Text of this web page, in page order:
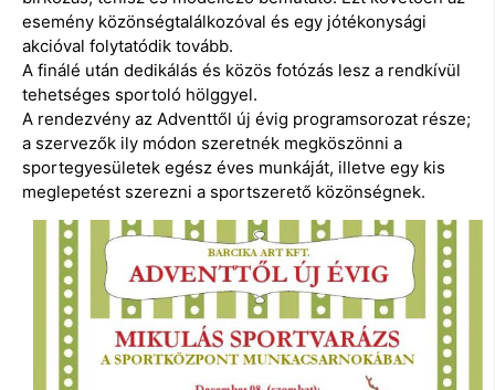
esemény közönségtalálkozóval és egy jótékonysági
akcióval folytatódik tovább.
A finálé után dedikálás és közös fotózás lesz a rendkívül
tehetséges sportoló hölggyel.
A rendezvény az Adventtől új évig programsorozat része;
a szervezők ily módon szeretnék megköszönni a
sportegyesületek egész éves munkáját, illetve egy kis
meglepetést szerezni a sportszerető közönségnek.